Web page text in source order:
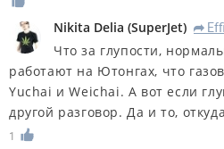
Nikita Delia (SuperJet) R
Что за глупости,
работают на Ютонгах, что
Yuchai и Weichai. А вот если
другой разговор. Да и то,
1